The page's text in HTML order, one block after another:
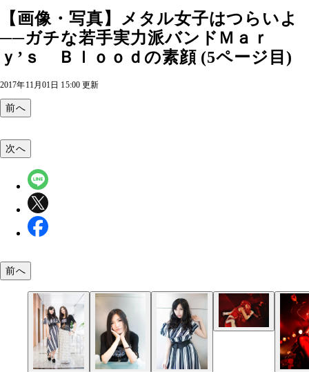
【画像・写真】メタル女子はつらいよ
──ガチな若手実力派バンドＭａｒ
ｙ’ｓ Ｂｌｏｏｄの素顔 (5ページ目)
2017年11月01日 15:00 更新
前へ
ステージでは常に全力を出し切って歌うＥＹＥさ
次へ
前へ